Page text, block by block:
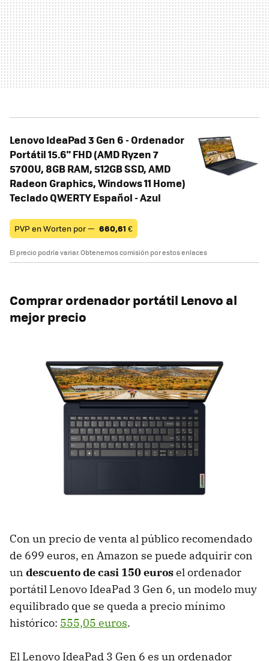
Lenovo IdeaPad 3 Gen 6 - Ordenador
Portátil 15.6" FHD (AMD Ryzen 7
5700U, 8GB RAM, 512GB SSD, AMD
Radeon Graphics, Windows 11 Home)
Teclado QWERTY Español - Azul
PVP en Worten por — 660,61 €
El precio podría variar. Obtenemos comisión por estos enlaces
Comprar ordenador portátil Lenovo al
mejor precio
Con un precio de venta al público recomendado
de 699 euros, en Amazon se puede adquirir con
un descuento de casi 150 eurosel ordenador
portátil Lenovo IdeaPad 3 Gen 6, un modelo muy
equilibrado que se queda a precio mínimo
histórico: 555,05 euros.
El Lenovo IdeaPad 3 Gen 6 es un ordenador